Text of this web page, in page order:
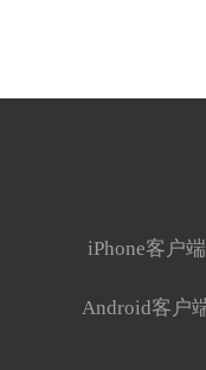
iPhone客户端
Android客户